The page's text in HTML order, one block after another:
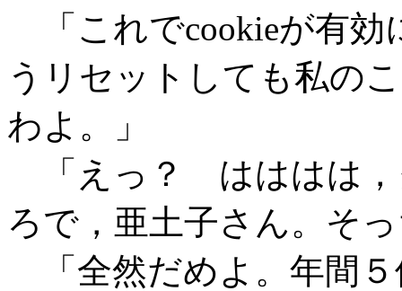
「これでcookieが有効
うリセットしても私の
わよ。」
「えっ？ はははは，
ろで，亜土子さん。そ
「全然だめよ。年間